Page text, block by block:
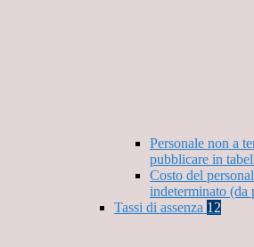
Personale non a
pubblicare in
Costo del
indeterminato (da
Tassi di assenza 12